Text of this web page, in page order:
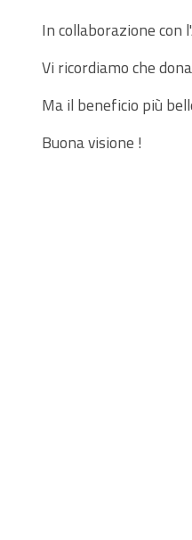
In collaborazione con
Vi ricordiamo che
Ma il beneficio più
Buona visione !